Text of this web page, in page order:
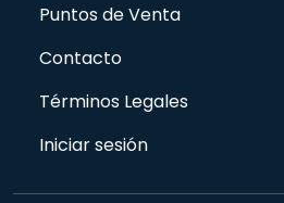
Puntos de Venta
Contacto
Términos Legales
Iniciar sesión